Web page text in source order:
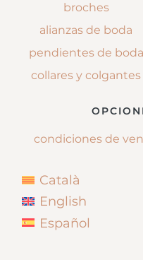
broches
alianzas de boda
pendientes de boda
collares y colgantes
condiciones de
Català
English
Español